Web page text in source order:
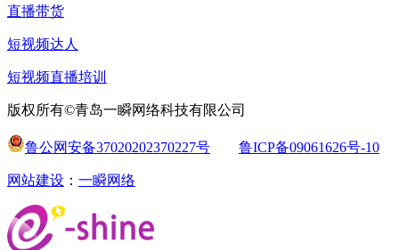
直播带货
短视频达人
短视频直播培训
版权所有©青岛一瞬网络科技有限公司
鲁公网安备37020202370227号 鲁ICP备09061626号-10
网站建设 ： 一瞬网络